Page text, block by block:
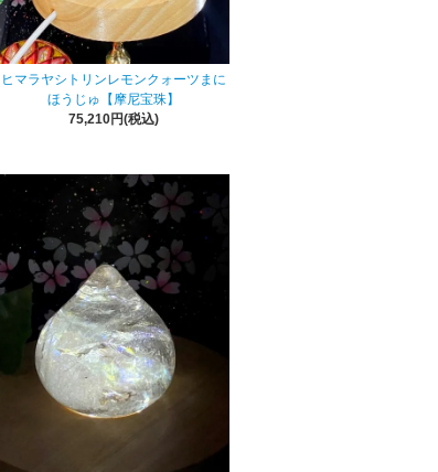
ヒマラヤシトリンレモンクォーツまに
ほうじゅ【摩尼宝珠】
75,210円(税込)